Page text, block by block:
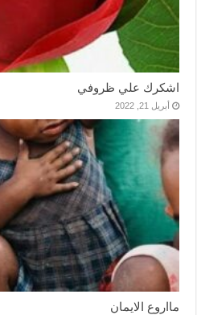
اشكرك علي ظروفي
أبريل 21, 2022
مااروع الايمان